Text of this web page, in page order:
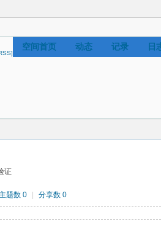
空间首页 动态 记录 日
证
主题数 0 分享数 0